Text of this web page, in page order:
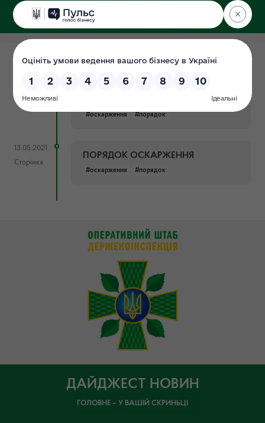
ДЕРЖЕКОІНСПЕКЦІЯ
22.06.2021
Сторінка
розпорядника інформації або
#оскарження #порядок
13.05.2021
Сторінка
ПОРЯДОК ОСКАРЖЕННЯ
#оскарження #порядок
ДАЙДЖЕСТ НОВИН
ГОЛОВНЕ – У ВАШІЙ СКРИНЬЦІ